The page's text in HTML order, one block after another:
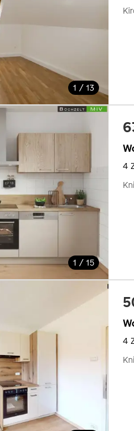
1 / 13
1 / 15
4
4